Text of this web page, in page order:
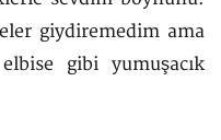
giydiremedim ama
gibi yumuşacık